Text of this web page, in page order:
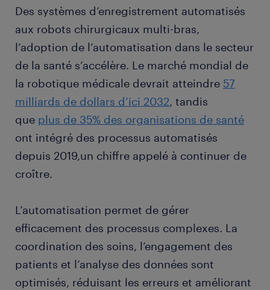
Des systèmes d’enregistrement automatisés
aux robots chirurgicaux multi-bras,
l’adoption de l’automatisation dans le secteur
de la santé s’accélère. Le marché mondial de
la robotique médicale devrait atteindre 57
milliards de dollars d’ici 2032, tandis
que plus de 35% des organisations de santé
ont intégré des processus automatisés
depuis 2019,un chiffre appelé à continuer de
croître.
L’automatisation permet de gérer
efficacement des processus complexes. La
coordination des soins, l’engagement des
patients et l’analyse des données sont
optimisés, réduisant les erreurs et améliorant